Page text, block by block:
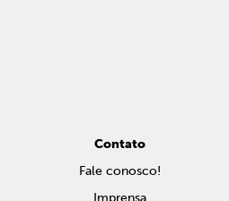
Contato
Fale conosco!
Imprensa